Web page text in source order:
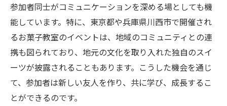
参加者同士がコミュニケーションを深める場としても機
能しています。特に、東京都や兵庫県川西市で開催され
るお菓子教室のイベントは、地域のコミュニティとの連
携も図られており、地元の文化を取り入れた独自のスイ
ーツが披露されることもあります。こうした機会を通じ
て、参加者は新しい友人を作り、共に学び、成長するこ
とができるのです。